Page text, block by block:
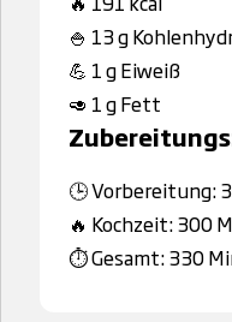
🍚 13 g
💪 1 g Eiweiß
🥑 1 g Fett
🕒 Vorbereitung:
🔥 Kochzeit: 300
⏱️ Gesamt: 330